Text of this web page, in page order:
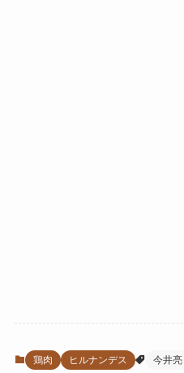
鶏肉 ヒルナンデス 今井亮